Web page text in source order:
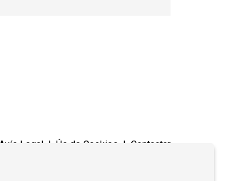
Avís Legal | Ús de Cookies | Contactar